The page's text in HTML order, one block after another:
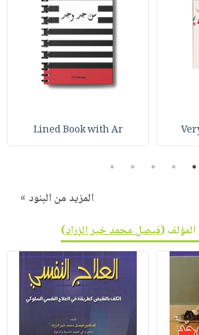
Lined Book with Ar
1
2
3
4
5
المزيد من البنود »
(فيصل محمد خير الزراد)